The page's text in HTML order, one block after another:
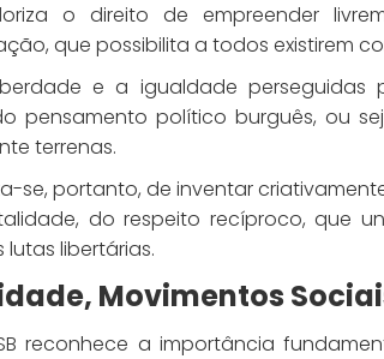
o direito de empreender
que possibilita a todos existirem
e a igualdade perseguidas
pensamento político burguês, ou
terrenas.
se, portanto, de inventar
do respeito recíproco, que
lutas libertárias.
Movimentos
reconhece a importância